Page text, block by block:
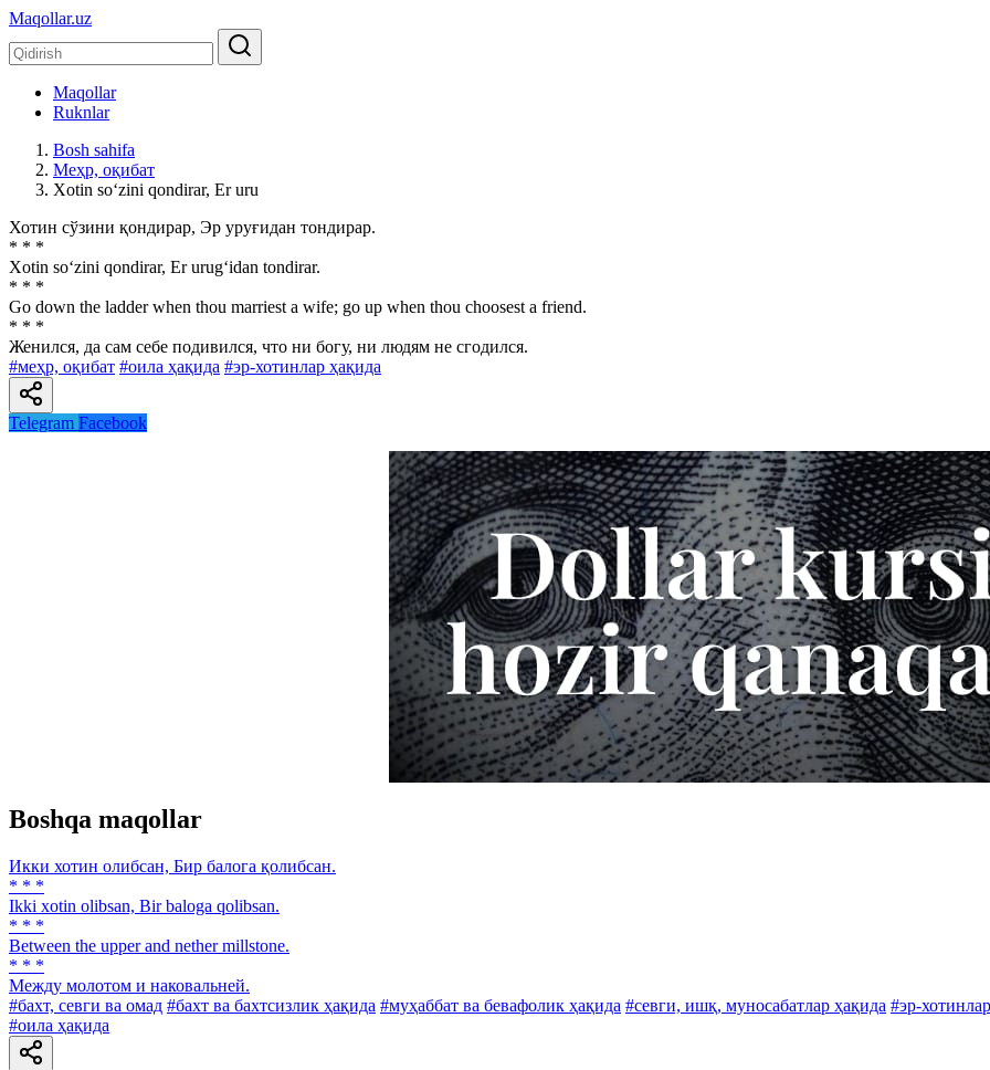
Maqollar.uz
Maqollar
Ruknlar
Bosh sahifa
Меҳр, оқибат
Xotin so‘zini qondirar, Er uru
Хотин сўзини қондирар, Эр уруғидан тондирар.
* * *
Xotin so‘zini qondirar, Er urug‘idan tondirar.
* * *
Go down the ladder when thou marriest a wife; go up when thou choosest a friend.
* * *
Женился, да сам себе подивился, что ни богу, ни людям не сгодился.
#меҳр, оқибат #оила ҳақида #эр-хотинлар ҳақида
Telegram Facebook
Boshqa maqollar
Икки хотин олибсан, Бир балога қолибсан.
* * *
Ikki xotin olibsan, Bir baloga qolibsan.
* * *
Between the upper and nether millstone.
* * *
Между молотом и наковальней.
#бахт, севги ва омад #бахт ва бахтсизлик ҳақида #муҳаббат ва бевафолик ҳақида #севги, ишқ, муносабатлар ҳақида #эр-
#оила ҳақида